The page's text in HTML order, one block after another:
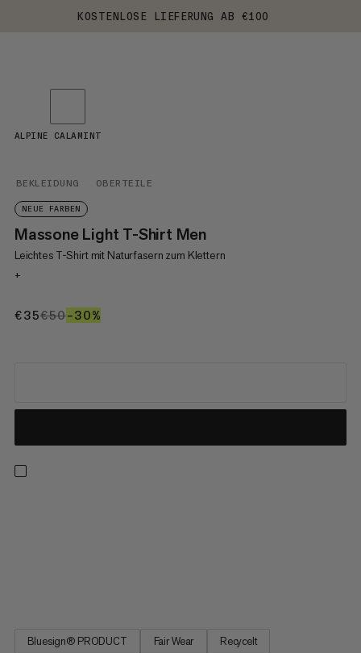
KOSTENLOSE LIEFERUNG AB €100
BEKLEIDUNG OBERTEILE
NEUE FARBEN
Massone Light T-Shirt Men
Leichtes T-Shirt mit Naturfasern zum Klettern
+
€35€35
€50€50
–30%
ALPINE CALAMINT
Bluesign® PRODUCT Fair Wear Recycelt